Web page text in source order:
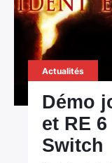
Actualités
Démo
et RE
Switch
Rechercher